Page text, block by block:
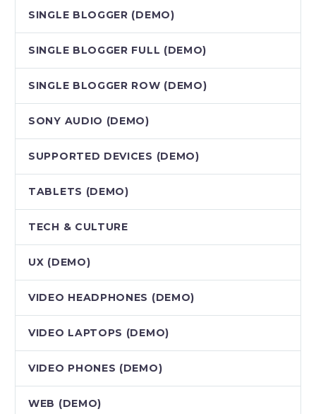
SINGLE BLOGGER (DEMO)
SINGLE BLOGGER FULL (DEMO)
SINGLE BLOGGER ROW (DEMO)
SONY AUDIO (DEMO)
SUPPORTED DEVICES (DEMO)
TABLETS (DEMO)
TECH & CULTURE
UX (DEMO)
VIDEO HEADPHONES (DEMO)
VIDEO LAPTOPS (DEMO)
VIDEO PHONES (DEMO)
WEB (DEMO)